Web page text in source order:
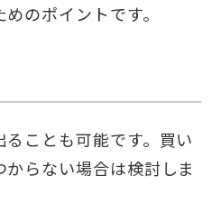
のポイントです。
ことも可能です。買い
らない場合は検討しま